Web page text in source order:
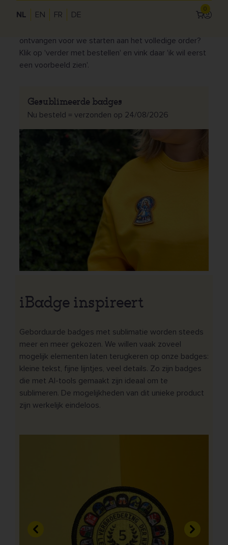
NL EN FR DE
0
Bereken hieronder je prijs via onze handige
ontvangen voor we starten aan het volledige order?
Klik op 'verder met bestellen' en vink daar 'ik wil eerst
een voorbeeld zien'.
Gesublimeerde badges
Nu besteld = verzonden op 24/08/2026
iBadge inspireert
Geborduurde badges met sublimatie worden steeds
meer en meer gekozen. We willen vaak zoveel
mogelijk elementen laten terugkeren op onze badges:
kleine tekst, fijne lijntjes, veel details. Zo zijn badges
die met AI-tools gemaakt zijn ideaal om te
sublimeren. De mogelijkheden van dit unieke product
zijn werkelijk eindeloos.